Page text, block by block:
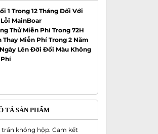
1 Trong 12 Tháng Đối Với
MainBoar
Thử Miễn Phí Trong 72H
Thay Miễn Phí Trong 2 Năm
Ngày Lên Đời Đổi Màu Không
TẢ SẢN PHẨM
trần không hộp. Cam kết